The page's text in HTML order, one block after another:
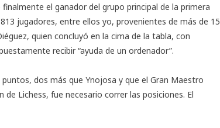
el ganador del grupo principal de la primera
jugadores, entre ellos yo, provenientes de más de 15
quien concluyó en la cima de la tabla, con
recibir “ayuda de un ordenador”.
dos más que Ynojosa y que el Gran Maestro
de Lichess, fue necesario correr las posiciones. El